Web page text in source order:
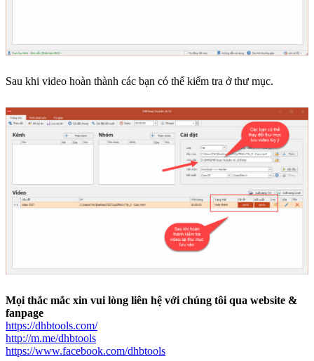
Sau khi video hoàn thành các bạn có thể kiểm tra ở thư mục.
Mọi thắc mắc xin vui lòng liên hệ với chúng tôi qua website &
fanpage
https://dhbtools.com/
http://m.me/dhbtools
https://www.facebook.com/dhbtools